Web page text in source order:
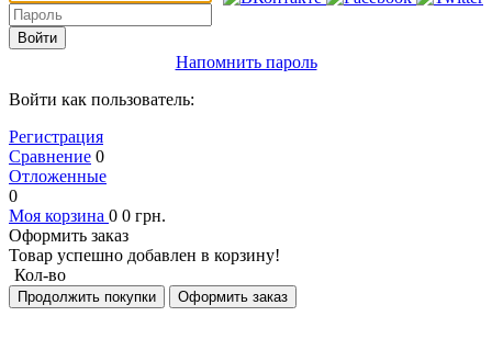
Войти
Напомнить пароль
Войти как пользователь:
Регистрация
Сравнение 0
Отложенные
0
Моя корзина 0 0 грн.
Оформить заказ
Товар успешно добавлен в корзину!
Кол-во
Продолжить покупки Оформить заказ